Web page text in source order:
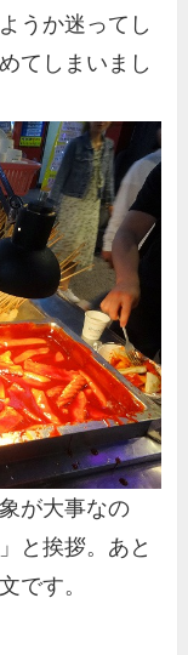
うか迷ってし
てしまいまし
が大事なの
と挨拶。あと
です。